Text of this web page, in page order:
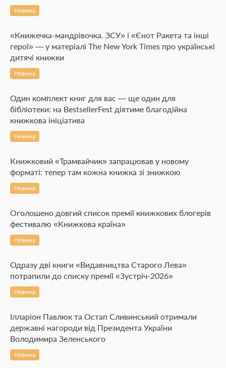
Новина
«Книжечка-мандрівочка. ЗСУ» і «Єнот Ракета та інші
герої» — у матеріалі The New York Times про українські
дитячі книжки
Новина
Один комплект книг для вас — ще один для
бібліотеки: на BestsellerFest діятиме благодійна
книжкова ініціатива
Новина
Книжковий «Трамвайчик» запрацював у новому
форматі: тепер там кожна книжка зі знижкою
Новина
Оголошено довгий список премії книжкових блогерів
фестивалю «Книжкова країна»
Новина
Одразу дві книги «Видавництва Старого Лева»
потрапили до списку премії «Зустріч-2026»
Новина
Ілларіон Павлюк та Остап Сливинський отримали
державні нагороди від Президента України
Володимира Зеленського
Новина